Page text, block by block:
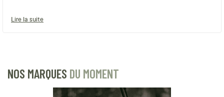
Lire la suite
NOS MARQUES DU MOMENT